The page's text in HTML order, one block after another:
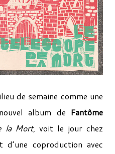
de semaine comme une
album de Fantôme
la Mort, voit le jour chez
d’une coproduction avec